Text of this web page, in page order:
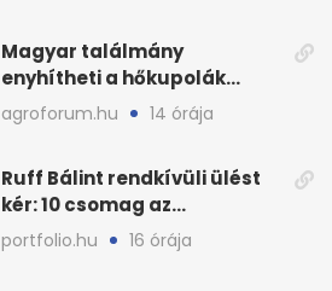
Magyar találmány
enyhítheti a hőkupolák
miatti extrém hőséget
agroforum.hu 14 órája
Ruff Bálint rendkívüli ülést
kér: 10 csomag az
Országgyűlés előtt
portfolio.hu 16 órája